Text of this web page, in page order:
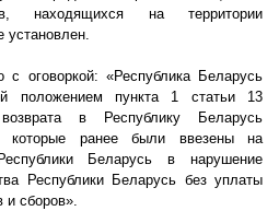
находящихся на территории
установлен.
с оговоркой: «Республика Беларусь
положением пункта 1 статьи 13
в Республику Беларусь
которые ранее были ввезены на
Беларусь в нарушение
Республики Беларусь без уплаты
и сборов».